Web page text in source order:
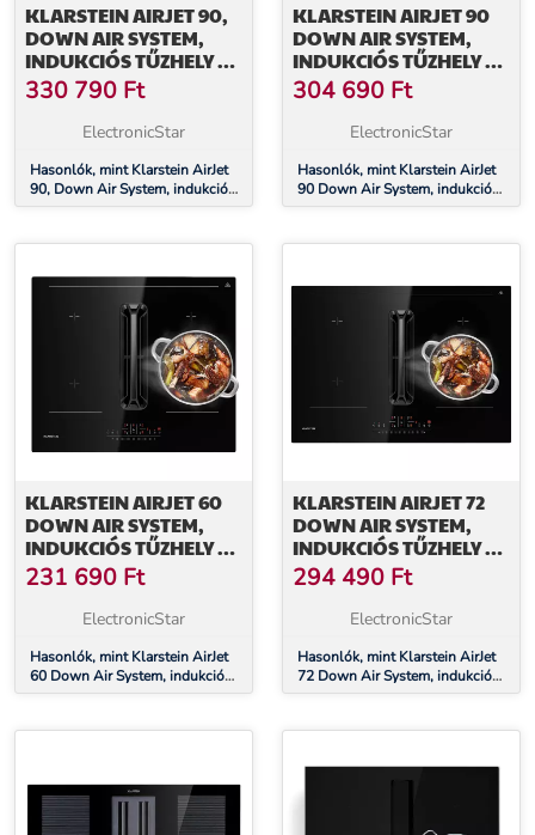
KLARSTEIN AIRJET 90,
DOWN AIR SYSTEM,
INDUKCIÓS TŰZHELY +
DOWNAIR-
PÁRAELSZÍVÓ, 754 M³/
330 790 Ft
ElectronicStar
Hasonlók, mint Klarstein AirJet
90, Down Air System, indukciós
tűzhely + DownAir-páraelszívó,
KLARSTEIN AIRJET 90
DOWN AIR SYSTEM,
INDUKCIÓS TŰZHELY +
DOWNAIR-
PÁRAELSZÍVÓ,10000
W, 750 M³/H, BOOST
304 690 Ft
ElectronicStar
Hasonlók, mint Klarstein AirJet
90 Down Air System, indukciós
tűzhely + DownAir-
Boost
KLARSTEIN AIRJET 60
DOWN AIR SYSTEM,
INDUKCIÓS TŰZHELY +
DOWNAIR-
PÁRAELSZÍVÓ,10 000
W, 600 M³/H, BOOST
231 690 Ft
ElectronicStar
Hasonlók, mint Klarstein AirJet
60 Down Air System, indukciós
tűzhely + DownAir-
m³/h, Boost
KLARSTEIN AIRJET 72
DOWN AIR SYSTEM,
INDUKCIÓS TŰZHELY +
DOWNAIR-
PÁRAELSZÍVÓ,10 000
W, 600 M³/H, BOOST
294 490 Ft
ElectronicStar
Hasonlók, mint Klarstein AirJet
72 Down Air System, indukciós
tűzhely + DownAir-
m³/h, Boost